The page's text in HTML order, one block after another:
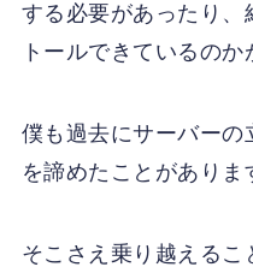
する必要があったり、
トールできているの
僕も過去にサーバー
を諦めたことがありま
そこさえ乗り越える